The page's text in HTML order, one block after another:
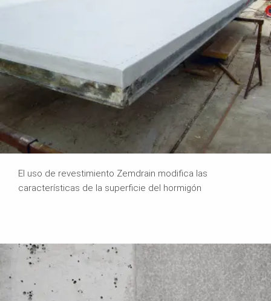
El uso de revestimiento Zemdrain modifica las
características de la superficie del hormigón